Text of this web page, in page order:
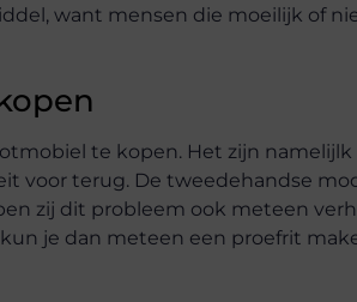
want mensen die moeilijk of
te kopen. Het zijn namelijlk
voor terug. De tweedehandse
zij dit probleem ook meteen
je dan meteen een proefrit